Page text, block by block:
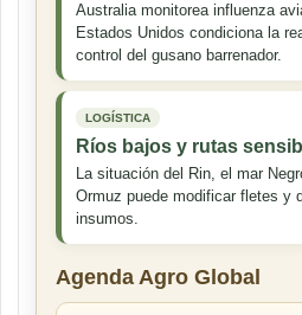
Australia monitorea influenza
Estados Unidos condiciona la
control del gusano barrenador.
LOGÍSTICA
Ríos bajos y rutas
La situación del Rin, el mar
Ormuz puede modificar fletes y
insumos.
Agenda Agro Global